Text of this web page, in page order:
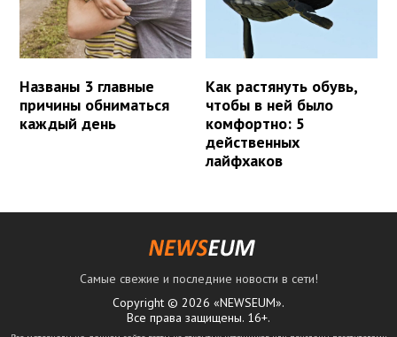
Названы 3 главные
причины обниматься
каждый день
Как растянуть обувь,
чтобы в ней было
комфортно: 5
действенных
лайфхаков
Самые свежие и последние новости в сети!
Copyright © 2026 «NEWSEUM».
Все права защищены. 16+.